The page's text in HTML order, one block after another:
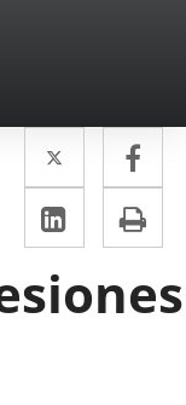
Twitter
Enlace
a
una
externa.
a
LinkedIn
Enlace
a
una